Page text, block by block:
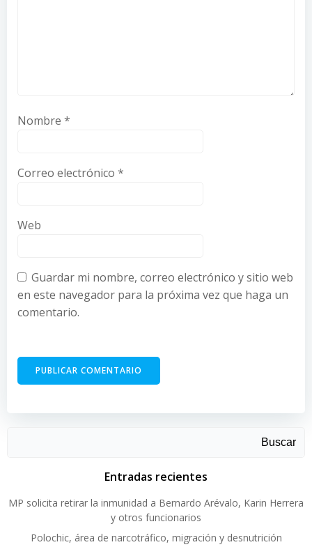
Nombre *
Correo electrónico *
Web
Guardar mi nombre, correo electrónico y sitio web
en este navegador para la próxima vez que haga un
comentario.
Buscar
Entradas recientes
MP solicita retirar la inmunidad a Bernardo Arévalo, Karin Herrera
y otros funcionarios
Polochic, área de narcotráfico, migración y desnutrición